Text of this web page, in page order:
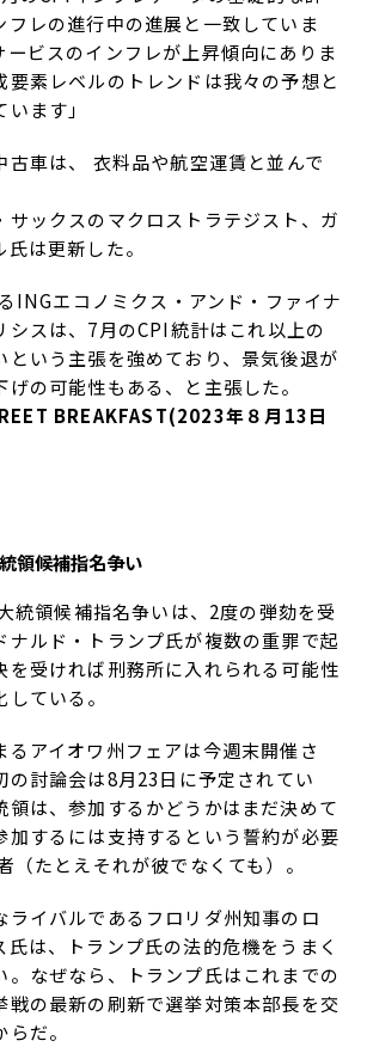
フレの進行中の進展と一致していま
ービスのインフレが上昇傾向にありま
要素レベルのトレンドは我々の予想と
ます」
古車は、 衣料品や航空運賃と並んで
サックスのマクロストラテジスト、ガ
は更新した。
INGエコノミクス・アンド・ファイナ
シスは、7月のCPI統計はこれ以上の
という主張を強めており、景気後退が
の可能性もある、と主張した。
BREAKFAST(2023年８月13日
領候補指名争い
統領候補指名争いは、2度の弾劾を受
ナルド・トランプ氏が複数の重罪で起
を受ければ刑務所に入れられる可能性
ている。
るアイオワ州フェアは今週末開催さ
の討論会は8月23日に予定されてい
領は、参加するかどうかはまだ決めて
加するには支持するという誓約が必要
（たとえそれが彼でなくても）。
ライバルであるフロリダ州知事のロ
氏は、トランプ氏の法的危機をうまく
。なぜなら、トランプ氏はこれまでの
戦の最新の刷新で選挙対策本部長を交
だ。